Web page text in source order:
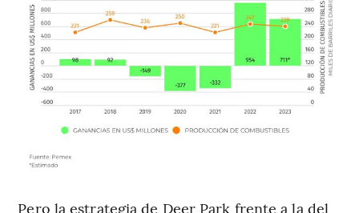
Pero la estrategia de Deer Park frente a la del